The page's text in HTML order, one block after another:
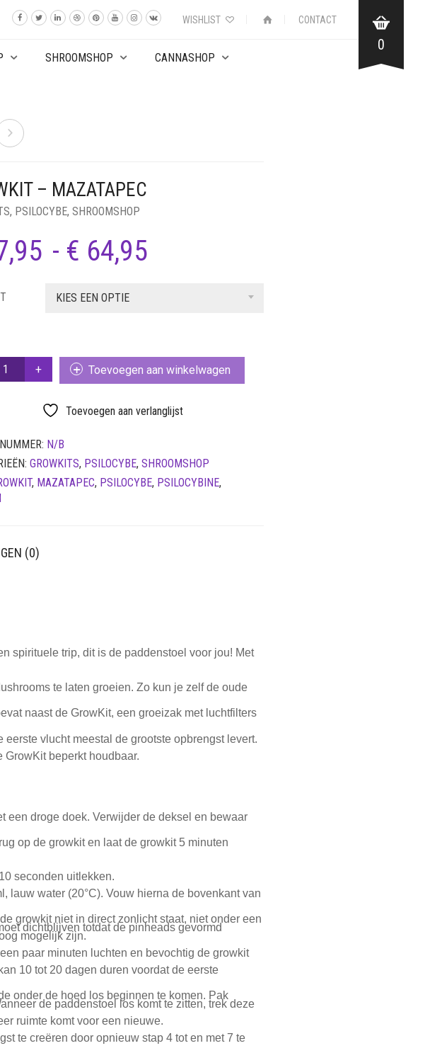
WISHLIST CONTACT
0
SHROOMSHOP CANNASHOP
– MAZATAPEC
, PSILOCYBE, SHROOMSHOP
- € 64,95
KIES EEN OPTIE
Toevoegen aan winkelwagen
Toevoegen aan verlanglijst
N/B
GROWKITS, PSILOCYBE, SHROOMSHOP
, MAZATAPEC, PSILOCYBE, PSILOCYBINE,
(0)
spirituele trip, dit is de paddenstoel voor jou! Met
te laten groeien. Zo kun je zelf de oude
naast de GrowKit, een groeizak met luchtfilters
vlucht meestal de grootste opbrengst levert.
GrowKit beperkt houdbaar.
een droge doek. Verwijder de deksel en bewaar
op de growkit en laat de growkit 5 minuten
seconden uitlekken.
lauw water (20°C). Vouw hierna de bovenkant van
growkit niet in direct zonlicht staat, niet onder een
dichtblijven totdat de pinheads gevormd
mogelijk zijn.
paar minuten luchten en bevochtig de growkit
10 tot 20 dagen duren voordat de eerste
onder de hoed los beginnen te komen. Pak
de paddenstoel los komt te zitten, trek deze
ruimte komt voor een nieuwe.
te creëren door opnieuw stap 4 tot en met 7 te